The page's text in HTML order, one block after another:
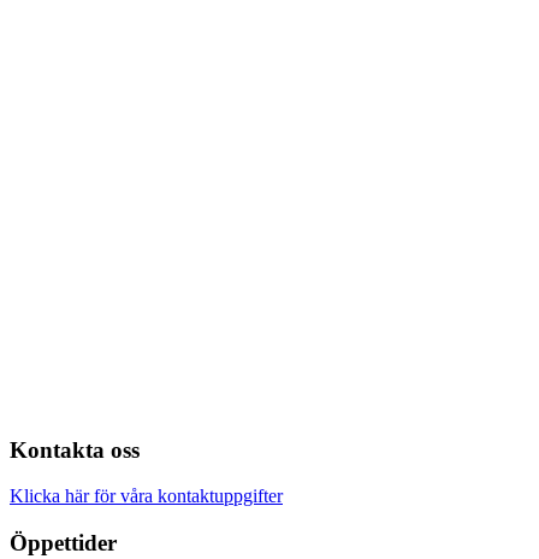
Kontakta oss
Klicka här för våra kontaktuppgifter
Öppettider